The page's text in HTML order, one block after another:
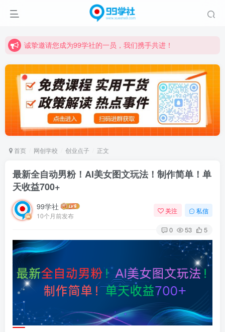
诚挚邀请您成为99学社的一员，我们携手共进！
诚挚邀请您成为99学社的一员，我们携手共进！
学习路上不孤独，99学社与你同行！分享全网优质VIP资源，炒股教程、创业教程、网络营销教程、自媒体短视频教程等，长期更新各大精品创业项目！
首页 网创学校 创业点子 正文
最新全自动男粉！AI美女图文玩法！制作简单！单
天收益700+
99学社
10个月前发布
关注 私信
0 53 5